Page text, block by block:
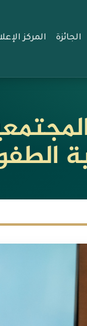
الجائزة المركز